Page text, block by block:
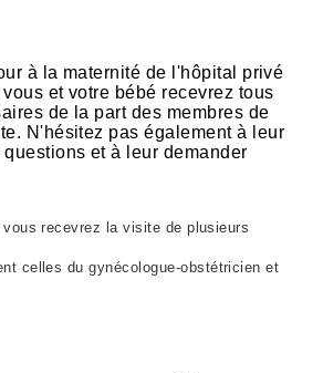
à la maternité de l'hôpital privé
et votre bébé recevrez tous
de la part des membres de
N'hésitez pas également à leur
et à leur demander
recevrez la visite de plusieurs
celles du gynécologue-obstétricien et